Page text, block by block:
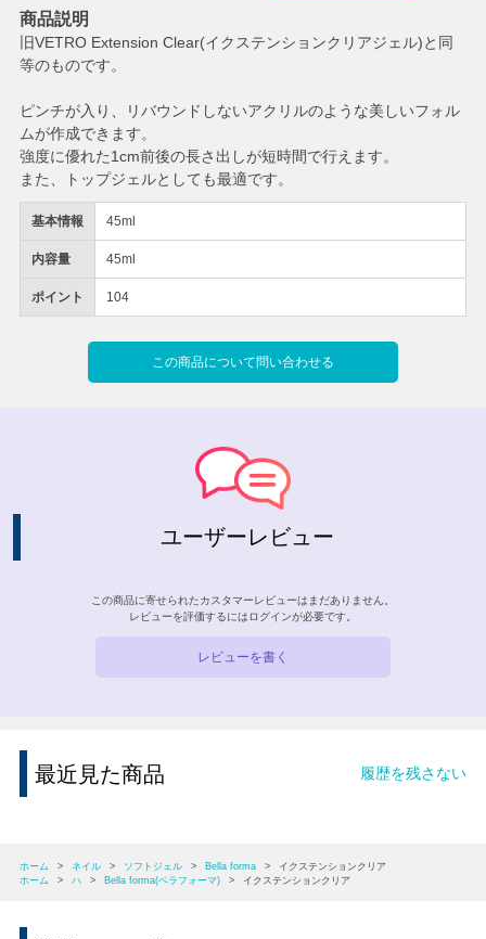
基本情報 45ml
内容量 45ml
ポイント 104
この商品について問い合わせる
商品説明
旧VETRO Extension Clear(イクステンションクリアジェル)と同
等のものです。
ピンチが入り、リバウンドしないアクリルのような美しいフォル
ムが作成できます。
強度に優れた1cm前後の長さ出しが短時間で行えます。
また、トップジェルとしても最適です。
ユーザーレビュー
この商品に寄せられたカスタマーレビューはまだありません。
レビューを評価するには ログインが必要です。
レビューを書く
最近見た商品 履歴を残さない
ホーム > ネイル > ソフトジェル > Bella forma >
イクステンションクリア
ホーム
> ハ > Bella forma(ベラフォーマ) > イクステンションクリア